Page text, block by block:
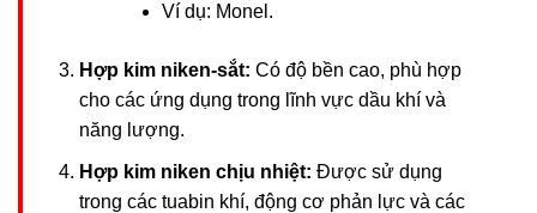
Ví dụ: Monel.
Hợp kim niken-sắt: Có độ bền cao, phù hợp
cho các ứng dụng trong lĩnh vực dầu khí và
năng lượng.
Hợp kim niken chịu nhiệt: Được sử dụng
trong các tuabin khí, động cơ phản lực và các